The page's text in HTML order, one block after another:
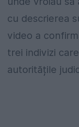
cu descrierea
video a
trei indivizi
autoritățile